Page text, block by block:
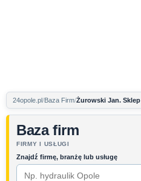
24opole.pl Baza Firm Żurowski Jan.
Baza firm
FIRMY I USŁUGI
Znajdź firmę, branżę lub usługę